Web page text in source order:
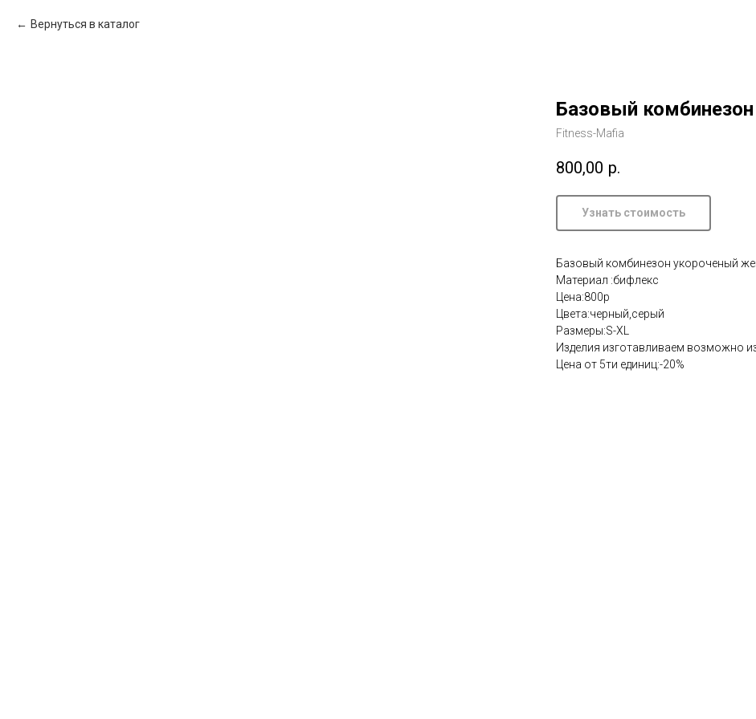
Вернуться в каталог
Базовый комбинезон
Fitness-Mafia
800,00 р.
Узнать стоимость
Базовый комбинезон укороченый
Материал :бифлекс
Цена:800р
Цвета:черный,серый
Размеры:S-XL
Изделия изготавливаем возможно
Цена от 5ти единиц:-20%